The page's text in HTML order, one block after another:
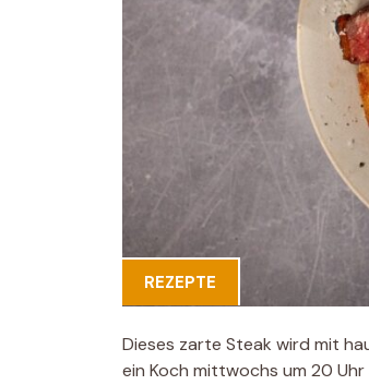
REZEPTE
Dieses zarte Steak wird mit
ein Koch mittwochs um 20 Uhr